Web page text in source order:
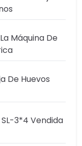
Máquina De
De Huevos
3*4 Vendida